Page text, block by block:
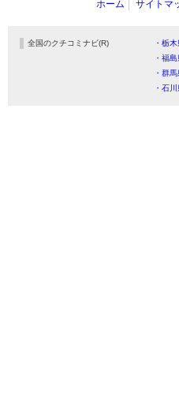
ホーム サイトマ
全国のクチコミナビ(R) ・栃
・福
・群
・石